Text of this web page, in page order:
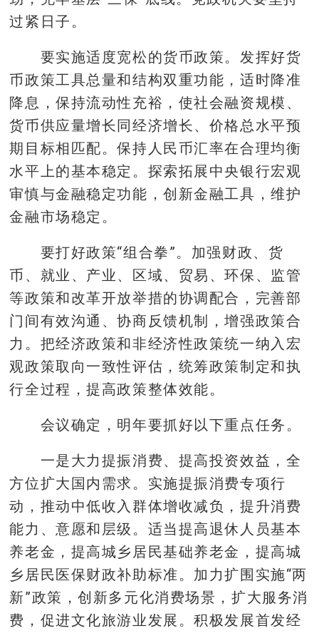
过紧日子。
要实施适度宽松的货币政策。发挥好货
币政策工具总量和结构双重功能，适时降准
降息，保持流动性充裕，使社会融资规模、
货币供应量增长同经济增长、价格总水平预
期目标相匹配。保持人民币汇率在合理均衡
水平上的基本稳定。探索拓展中央银行宏观
审慎与金融稳定功能，创新金融工具，维护
金融市场稳定。
要打好政策“组合拳”。加强财政、货
币、就业、产业、区域、贸易、环保、监管
等政策和改革开放举措的协调配合，完善部
门间有效沟通、协商反馈机制，增强政策合
力。把经济政策和非经济性政策统一纳入宏
观政策取向一致性评估，统筹政策制定和执
行全过程，提高政策整体效能。
会议确定，明年要抓好以下重点任务。
一是大力提振消费、提高投资效益，全
方位扩大国内需求。实施提振消费专项行
动，推动中低收入群体增收减负，提升消费
能力、意愿和层级。适当提高退休人员基本
养老金，提高城乡居民基础养老金，提高城
乡居民医保财政补助标准。加力扩围实施“两
新”政策，创新多元化消费场景，扩大服务消
费，促进文化旅游业发展。积极发展首发经